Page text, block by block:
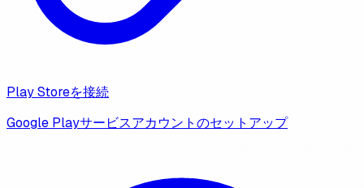
Play Storeを接続
Google Playサービスアカウントのセットアップ